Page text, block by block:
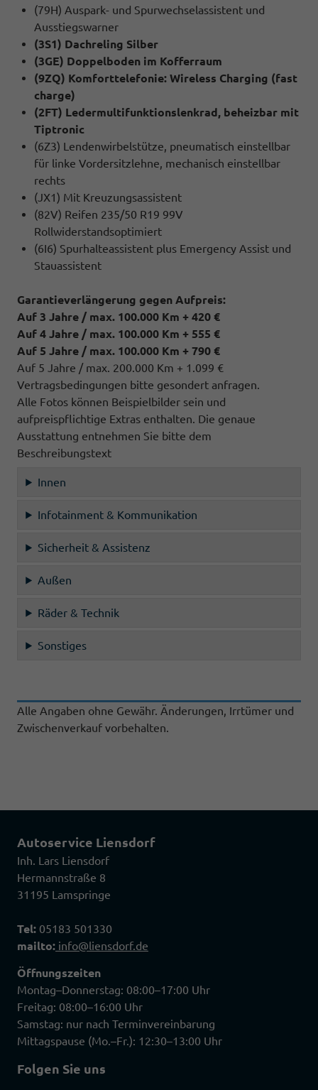
(79H) Auspark- und Spurwechselassistent und
Ausstiegswarner
(3S1) Dachreling Silber
(3GE) Doppelboden im Kofferraum
(9ZQ) Komforttelefonie: Wireless Charging (fast
charge)
(2FT) Ledermultifunktionslenkrad, beheizbar mit
Tiptronic
(6Z3) Lendenwirbelstütze, pneumatisch einstellbar
für linke Vordersitzlehne, mechanisch einstellbar
rechts
(JX1) Mit Kreuzungsassistent
(82V) Reifen 235/50 R19 99V
Rollwiderstandsoptimiert
(6I6) Spurhalteassistent plus Emergency Assist und
Stauassistent
Garantieverlängerung gegen Aufpreis:
Auf 3 Jahre / max. 100.000 Km + 420 €
Auf 4 Jahre / max. 100.000 Km + 555 €
Auf 5 Jahre / max. 100.000 Km + 790 €
Auf 5 Jahre / max. 200.000 Km + 1.099 €
Vertragsbedingungen bitte gesondert anfragen.
Alle Fotos können Beispielbilder sein und
aufpreispflichtige Extras enthalten. Die genaue
Ausstattung entnehmen Sie bitte dem
Beschreibungstext
Innen
Infotainment & Kommunikation
Sicherheit & Assistenz
Außen
Räder & Technik
Sonstiges
Alle Angaben ohne Gewähr. Änderungen, Irrtümer und
Zwischenverkauf vorbehalten.
Autoservice Liensdorf
Inh. Lars Liensdorf
Hermannstraße 8
31195 Lamspringe
Tel: 05183 501330
mailto: info@liensdorf.de
Öffnungszeiten
Montag–Donnerstag: 08:00–17:00 Uhr
Freitag: 08:00–16:00 Uhr
Samstag: nur nach Terminvereinbarung
Mittagspause (Mo.–Fr.): 12:30–13:00 Uhr
Folgen Sie uns